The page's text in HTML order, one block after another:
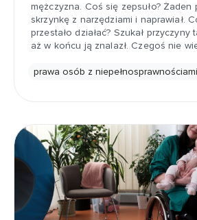
mężczyzna. Coś się zepsuło? Żaden
skrzynkę z narzędziami i naprawiał.
przestało działać? Szukał przyczyny
aż w końcu ją znalazł. Czegoś nie
prawa osób z niepełnosprawnościami